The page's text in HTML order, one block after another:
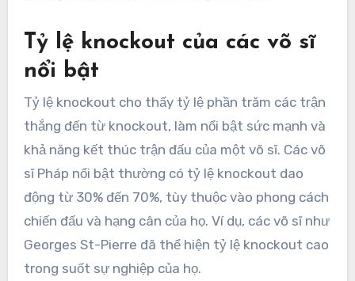
Tỷ lệ knockout của các võ sĩ
nổi bật
Tỷ lệ knockout cho thấy tỷ lệ phần trăm các trận
thắng đến từ knockout, làm nổi bật sức mạnh và
khả năng kết thúc trận đấu của một võ sĩ. Các võ
sĩ Pháp nổi bật thường có tỷ lệ knockout dao
động từ 30% đến 70%, tùy thuộc vào phong cách
chiến đấu và hạng cân của họ. Ví dụ, các võ sĩ như
Georges St-Pierre đã thể hiện tỷ lệ knockout cao
trong suốt sự nghiệp của họ.